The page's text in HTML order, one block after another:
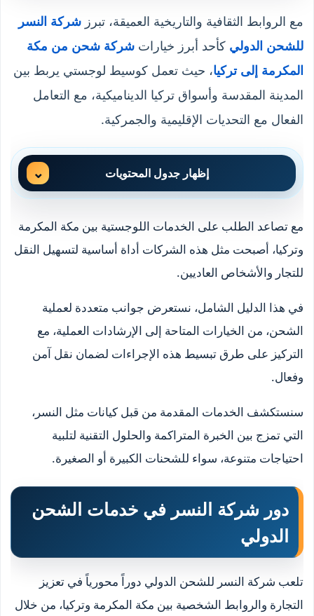
مع الروابط الثقافية والتاريخية العميقة، تبرز شركة النسر
للشحن الدولي كأحد أبرز خيارات شركة شحن من مكة
المكرمة إلى تركيا، حيث تعمل كوسيط لوجستي يربط بين
المدينة المقدسة وأسواق تركيا الديناميكية، مع التعامل
الفعال مع التحديات الإقليمية والجمركية.
إظهار جدول المحتويات
مع تصاعد الطلب على الخدمات اللوجستية بين مكة المكرمة
وتركيا، أصبحت مثل هذه الشركات أداة أساسية لتسهيل النقل
للتجار والأشخاص العاديين.
في هذا الدليل الشامل، نستعرض جوانب متعددة لعملية
الشحن، من الخيارات المتاحة إلى الإرشادات العملية، مع
التركيز على طرق تبسيط هذه الإجراءات لضمان نقل آمن
وفعال.
سنستكشف الخدمات المقدمة من قبل كيانات مثل النسر،
التي تمزج بين الخبرة المتراكمة والحلول التقنية لتلبية
احتياجات متنوعة، سواء للشحنات الكبيرة أو الصغيرة.
دور شركة النسر في خدمات الشحن
الدولي
تلعب شركة النسر للشحن الدولي دوراً محورياً في تعزيز
التجارة والروابط الشخصية بين مكة المكرمة وتركيا، من خلال